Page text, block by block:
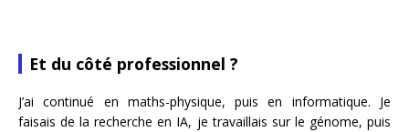
Et du côté professionnel ?
J’ai continué en maths-physique, puis en informatique. Je
faisais de la recherche en IA, je travaillais sur le génome, puis